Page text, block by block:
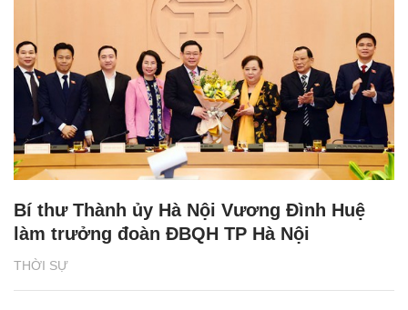
THỜI SỰ
Bí thư Thành ủy Hà Nội Vương Đình Huệ
làm trưởng đoàn ĐBQH TP Hà Nội